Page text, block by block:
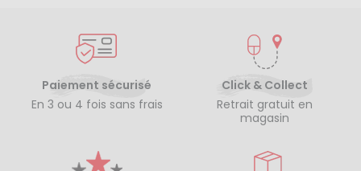
Paiement sécurisé
En 3 ou 4 fois sans frais
Click & Collect
Retrait gratuit en
magasin